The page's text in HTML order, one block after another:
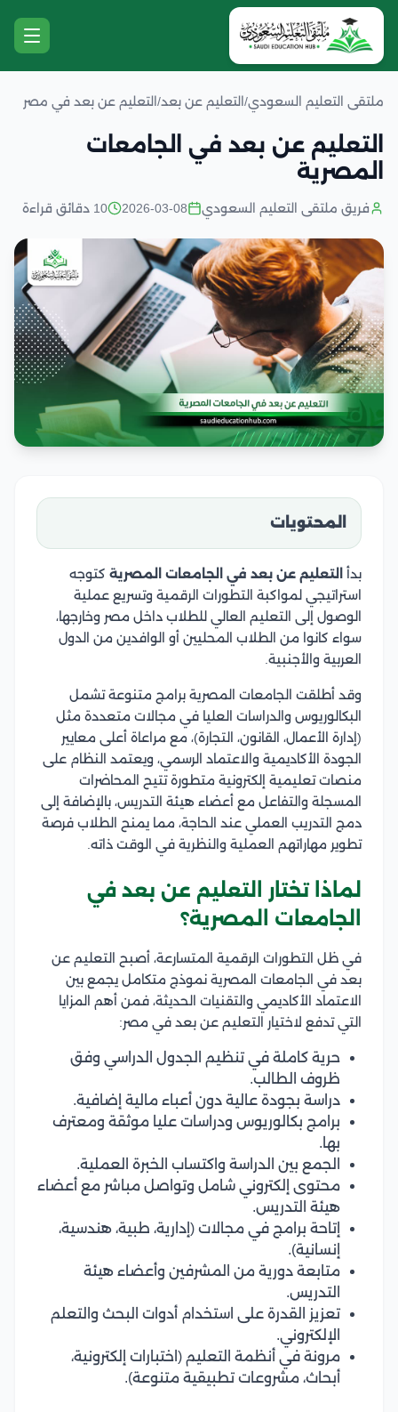
ملتقى التعليم السعودي/ التعليم عن بعد/ التعليم عن بعد في مصر
التعليم عن بعد في الجامعات
المصرية
فريق ملتقى التعليم السعودي 2026-03-08 10 دقائق قراءة
المحتويات
بدأ التعليم عن بعد في الجامعات المصرية كتوجه
استراتيجي لمواكبة التطورات الرقمية وتسريع عملية
الوصول إلى التعليم العالي للطلاب داخل مصر وخارجها،
سواء كانوا من الطلاب المحليين أو الوافدين من الدول
العربية والأجنبية.
وقد أطلقت الجامعات المصرية برامج متنوعة تشمل
البكالوريوس والدراسات العليا في مجالات متعددة مثل
(إدارة الأعمال، القانون، التجارة)، مع مراعاة أعلى معايير
الجودة الأكاديمية والاعتماد الرسمي، ويعتمد النظام على
منصات تعليمية إلكترونية متطورة تتيح المحاضرات
المسجلة والتفاعل مع أعضاء هيئة التدريس، بالإضافة إلى
دمج التدريب العملي عند الحاجة، مما يمنح الطلاب فرصة
تطوير مهاراتهم العملية والنظرية في الوقت ذاته.
لماذا تختار التعليم عن بعد في
الجامعات المصرية؟
في ظل التطورات الرقمية المتسارعة، أصبح التعليم عن
بعد في الجامعات المصرية نموذج متكامل يجمع بين
الاعتماد الأكاديمي والتقنيات الحديثة، فمن أهم المزايا
التي تدفع لاختيار التعليم عن بعد في مصر:
حرية كاملة في تنظيم الجدول الدراسي وفق
ظروف الطالب.
دراسة بجودة عالية دون أعباء مالية إضافية.
برامج بكالوريوس ودراسات عليا موثقة ومعترف
بها.
الجمع بين الدراسة واكتساب الخبرة العملية.
محتوى إلكتروني شامل وتواصل مباشر مع أعضاء
هيئة التدريس.
إتاحة برامج في مجالات (إدارية، طبية، هندسية،
إنسانية).
متابعة دورية من المشرفين وأعضاء هيئة
التدريس.
تعزيز القدرة على استخدام أدوات البحث والتعلم
الإلكتروني.
مرونة في أنظمة التعليم (اختبارات إلكترونية،
أبحاث، مشروعات تطبيقية متنوعة).